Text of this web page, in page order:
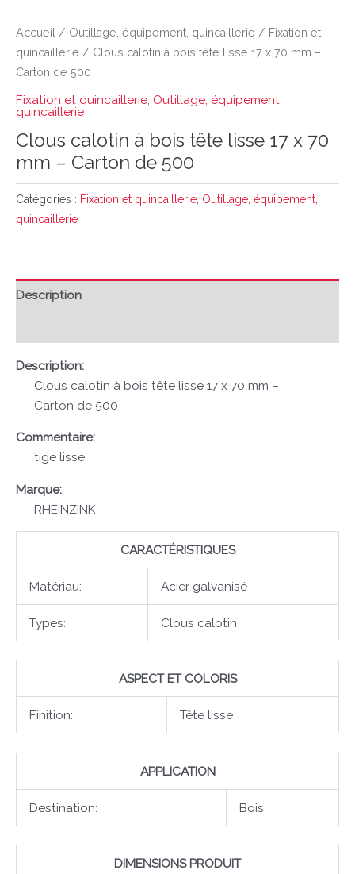
Accueil / Outillage, équipement, quincaillerie / Fixation et
quincaillerie / Clous calotin à bois tête lisse 17 x 70 mm –
Carton de 500
Fixation et quincaillerie Outillage, équipement,
quincaillerie
Clous calotin à bois tête lisse 17 x 70
mm – Carton de 500
Catégories : Fixation et quincaillerie Outillage, équipement,
quincaillerie
Description
Description:
Clous calotin à bois tête lisse 17 x 70 mm –
Carton de 500
Commentaire:
tige lisse.
Marque:
RHEINZINK
CARACTÉRISTIQUES
Matériau: Acier galvanisé
Types: Clous calotin
ASPECT ET COLORIS
Finition: Tête lisse
APPLICATION
Destination: Bois
DIMENSIONS PRODUIT